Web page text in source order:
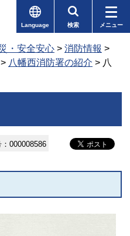
Language 検索 メニュー
・安全安心 > 消防情報 >
> 八幡西消防署の紹介 > 八
000008586